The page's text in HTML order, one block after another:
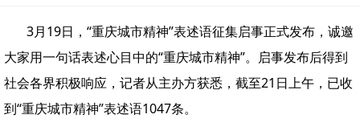
3月19日，“重庆城市精神”表述语征集启事正式发布，诚邀
大家用一句话表述心目中的“重庆城市精神”。启事发布后得到
社会各界积极响应，记者从主办方获悉，截至21日上午，已收
到“重庆城市精神”表述语1047条。